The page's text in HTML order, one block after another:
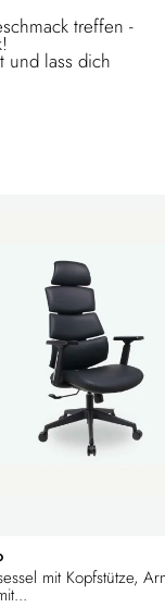
treffen -
und lass dich
mit Kopfstütze,